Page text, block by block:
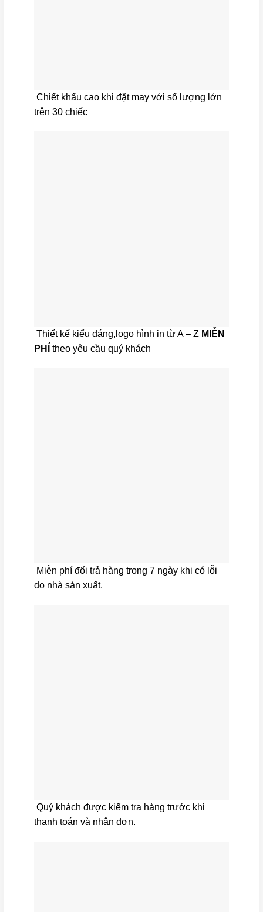
Chiết khấu cao khi đặt may với số lượng lớn
trên 30 chiếc
Thiết kế kiểu dáng,logo hình in từ A – Z MIỄN
PHÍ theo yêu cầu quý khách
Miễn phí đổi trả hàng trong 7 ngày khi có lỗi
do nhà sản xuất.
Quý khách được kiểm tra hàng trước khi
thanh toán và nhận đơn.